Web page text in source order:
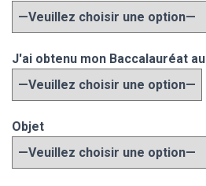
J'ai obtenu mon Baccalauréat
Objet